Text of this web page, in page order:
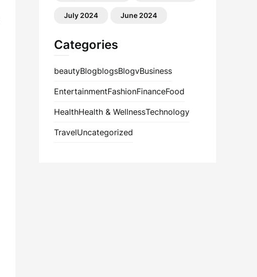
July 2024 June 2024
Categories
beautyBlogblogsBlogvBusiness
EntertainmentFashionFinanceFood
HealthHealth & WellnessTechnology
TravelUncategorized